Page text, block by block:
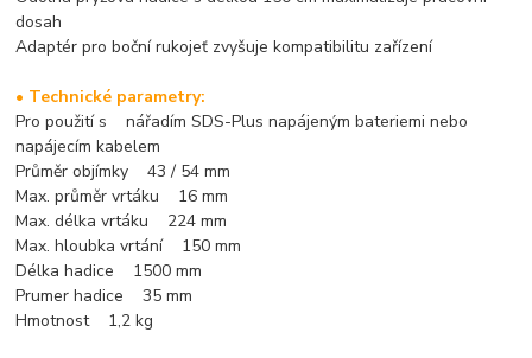
dosah
Adaptér pro boční rukojeť zvyšuje kompatibilitu zařízení
• Technické parametry:
Pro použití s nářadím SDS-Plus napájeným bateriemi nebo
napájecím kabelem
Průměr objímky 43 / 54 mm
Max. průměr vrtáku 16 mm
Max. délka vrtáku 224 mm
Max. hloubka vrtání 150 mm
Délka hadice 1500 mm
Prumer hadice 35 mm
Hmotnost 1,2 kg